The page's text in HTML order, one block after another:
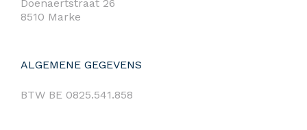
Doenaertstraat 26
8510 Marke
ALGEMENE GEGEVENS
BTW BE 0825.541.858